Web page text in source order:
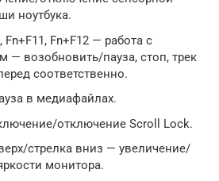
ноутбука.
Fn+F11, Fn+F12 — работа с
— возобновить/пауза, стоп, трек
соответственно.
в медиафайлах.
отключение Scroll Lock.
стрелка вниз — увеличение/
монитора.